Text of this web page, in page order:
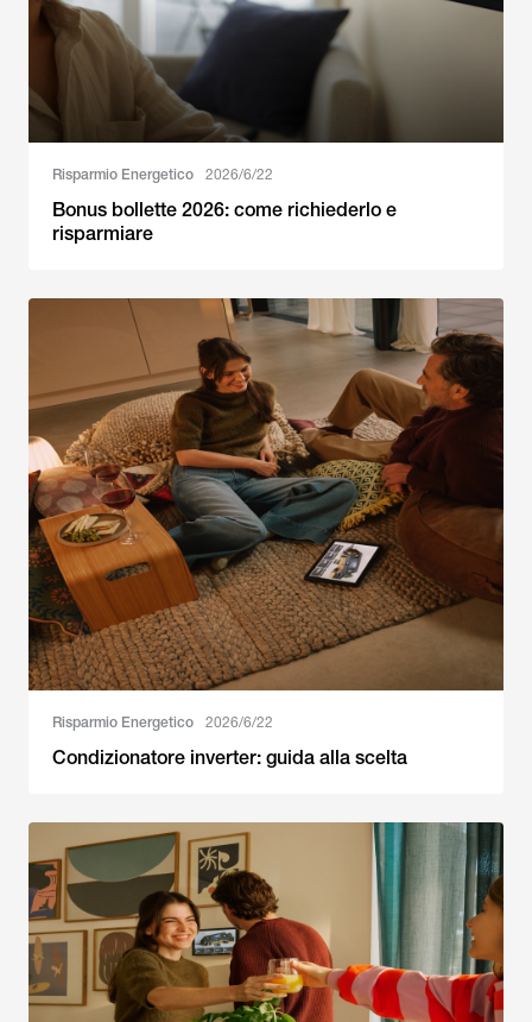
Risparmio Energetico 2026/6/22
Bonus bollette 2026: come richiederlo e
risparmiare
Risparmio Energetico 2026/6/22
Condizionatore inverter: guida alla scelta